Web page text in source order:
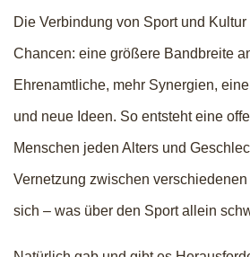
Die Verbindung von Sport und
Chancen: eine größere Bandbreite
Ehrenamtliche, mehr Synergien,
und neue Ideen. So entsteht eine
Menschen jeden Alters und
Vernetzung zwischen
sich – was über den Sport allein